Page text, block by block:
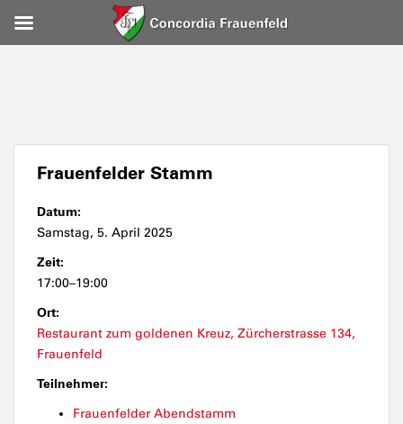
Frauenfelder Stamm
Datum:
Samstag, 5. April 2025
Zeit:
17:00–19:00
Ort:
Restaurant zum goldenen Kreuz, Zürcherstrasse 134,
Frauenfeld
Teilnehmer:
Frauenfelder Abendstamm